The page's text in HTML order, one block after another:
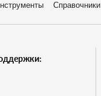
Справочники